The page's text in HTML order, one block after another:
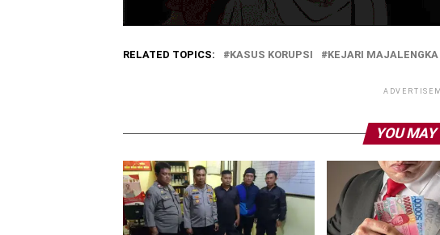
RELATED TOPICS: KASUS KORUPSI KEJARI MAJALENGKA
YOU